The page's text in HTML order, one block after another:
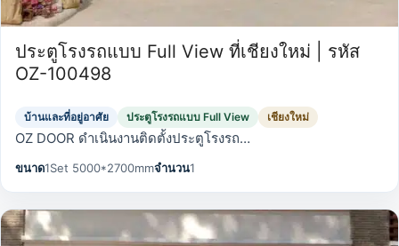
ประตูโรงรถแบบ Full View ที่เชียงใหม่ | รหัส
OZ-100498
บ้านและที่อยู่อาศัย ประตูโรงรถแบบ Full View เชียงใหม่
OZ DOOR ดำเนินงานติดตั้งประตูโรงรถ…
ขนาด1Set 5000*2700mmจำนวน1